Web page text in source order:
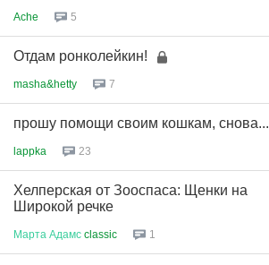
Ache 5
Отдам ронколейкин!
masha&hetty 7
прошу помощи своим кошкам, снова...
lappka 23
Хелперская от Зооспаса: Щенки на
Широкой речке
Марта Адамс classic 1